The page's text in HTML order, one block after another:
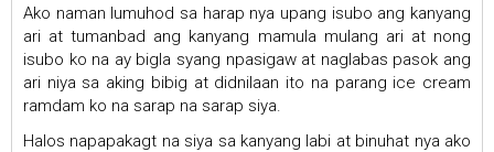
Ako naman lumuhod sa harap nya upang isubo ang kanyang
ari at tumanbad ang kanyang mamula mulang ari at nong
isubo ko na ay bigla syang npasigaw at naglabas pasok ang
ari niya sa aking bibig at didnilaan ito na parang ice cream
ramdam ko na sarap na sarap siya.
Halos napapakagt na siya sa kanyang labi at binuhat nya ako